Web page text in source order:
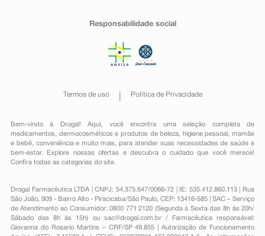
Responsabilidade social
Termos de uso Política de Privacidade
Bem-vindo à Drogal! Aqui, você encontra uma seleção completa de
medicamentos , dermocosméticos e produtos de beleza, higiene pessoal ,mamãe
e bebê, conveniênciae muito mais, para atender suas necessidades de saúde e
bem-estar. Explore nossas ofertas e descubra o cuidado que você merece!
Confira todas as categorias do site.
Drogal Farmacêutica LTDA | CNPJ: 54.375.647/0066-72 | IE: 535.412.860.113 | Rua
São João, 909 - Bairro Alto - Piracicaba/São Paulo, CEP: 13416-585 | SAC – Serviço
de Atendimento ao Consumidor: 0800 771 2120 (Segunda à Sexta das 8h às 20h/
Sábado das 8h às 15h) ou sac@drogal.com.br/ Farmacêutica responsável:
Giovanna do Rosario Martins – CRF/SP 49.855 | Autorização de Funcionamento